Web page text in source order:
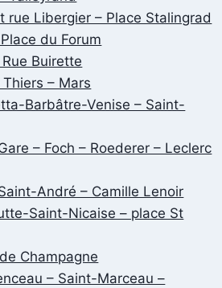
rue Libergier – Place Stalingrad
du Forum
Buirette
– Mars
Barbâtre-Venise – Saint-
– Foch – Roederer – Leclerc
André – Camille Lenoir
Saint-Nicaise – place St
Champagne
– Saint-Marceau –